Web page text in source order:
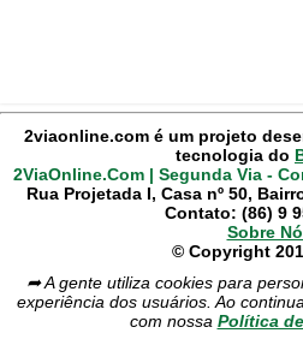
2viaonline.com é um projeto
tecnologia do
2ViaOnline.Com | Segunda Via -
Rua Projetada I, Casa nº 50,
Contato: (86) 9
Sobre
© Copyright
➦ A gente utiliza cookies para
experiência dos usuários. Ao
com nossa Política